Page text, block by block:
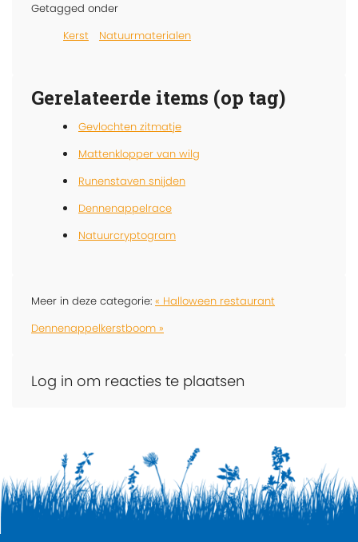
Getagged onder
Kerst
Natuurmaterialen
Gerelateerde items (op tag)
Gevlochten zitmatje
Mattenklopper van wilg
Runenstaven snijden
Dennenappelrace
Natuurcryptogram
Meer in deze categorie: « Halloween restaurant
Dennenappelkerstboom »
Log in om reacties te plaatsen